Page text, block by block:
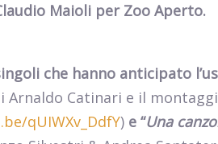
Maioli per Zoo Aperto.
che hanno anticipato
Arnaldo Catinari e il
qUIWXv_DdfY) e “Una